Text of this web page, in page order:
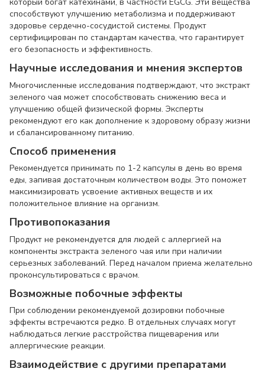
способствуют улучшению метаболизма и поддерживают
здоровье сердечно-сосудистой системы. Продукт
сертифицирован по стандартам качества, что гарантирует
его безопасность и эффективность.
Научные исследования и мнения экспертов
Многочисленные исследования подтверждают, что экстракт
зеленого чая может способствовать снижению веса и
улучшению общей физической формы. Эксперты
рекомендуют его как дополнение к здоровому образу жизни
и сбалансированному питанию.
Способ применения
Рекомендуется принимать по 1-2 капсулы в день во время
еды, запивая достаточным количеством воды. Это поможет
максимизировать усвоение активных веществ и их
положительное влияние на организм.
Противопоказания
Продукт не рекомендуется для людей с аллергией на
компоненты экстракта зеленого чая или при наличии
серьезных заболеваний. Перед началом приема желательно
проконсультироваться с врачом.
Возможные побочные эффекты
При соблюдении рекомендуемой дозировки побочные
эффекты встречаются редко. В отдельных случаях могут
наблюдаться легкие расстройства пищеварения или
аллергические реакции.
Взаимодействие с другими препаратами